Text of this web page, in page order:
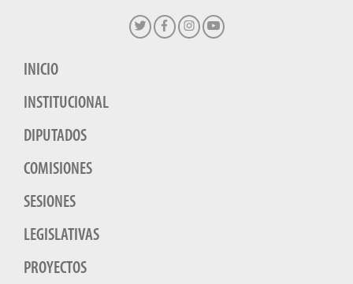
INICIO
INSTITUCIONAL
DIPUTADOS
COMISIONES
SESIONES
LEGISLATIVAS
PROYECTOS